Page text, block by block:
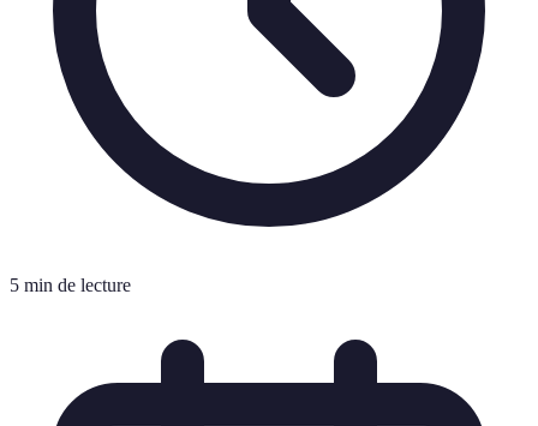
5 min de lecture